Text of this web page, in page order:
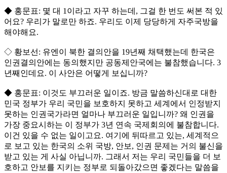
◆ 홍문표: 몇 대 1이라고 자꾸 하는데, 그걸 한 번도 써본 적 있
어요? 우리가 말로만 하죠. 우리도 이제 당당하게 자주국방을
해야해요.
◇ 황보선: 유엔이 북한 결의안을 19년째 채택했는데 한국은
인권결의안에는 동의했지만 공동제안국에는 불참했습니다. 3
년째인데요. 이 사안은 어떻게 보십니까?
◆ 홍문표: 이것도 부끄러운 일이죠. 방금 말씀하신대로 대한
민국 정부가 우리 국민을 보호하지 못하고 세계에서 인정받지
못하는 인권국가라면 얼마나 부끄러운 일입니까? 왜 인권을
가장 중요시하는 이 정부가 3년 연속 국제회의에 불참합니다.
이건 있을 수 없는 일이고요. 여기에 뒤따르고 있는, 세계적으
로 보고 있는 한국의 소위 국방, 안보, 인권 문제는 거의 불신을
받고 있는 게 사실 아닙니까. 그래서 저는 우리 국민들을 더 보
호하고 안보를 지키는 정부로 되돌아갔으면 좋겠다는 말씀을